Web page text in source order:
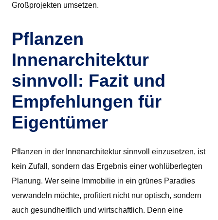
Großprojekten umsetzen.
Pflanzen
Innenarchitektur
sinnvoll: Fazit und
Empfehlungen für
Eigentümer
Pflanzen in der Innenarchitektur sinnvoll einzusetzen, ist
kein Zufall, sondern das Ergebnis einer wohlüberlegten
Planung. Wer seine Immobilie in ein grünes Paradies
verwandeln möchte, profitiert nicht nur optisch, sondern
auch gesundheitlich und wirtschaftlich. Denn eine